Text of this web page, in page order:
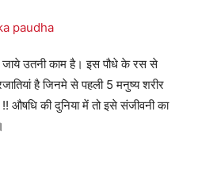
जाये उतनी काम है। इस पौधे के रस से
है जिनमे से पहली 5 मनुष्य शरीर
औषधि की दुनिया में तो इसे संजीवनी का